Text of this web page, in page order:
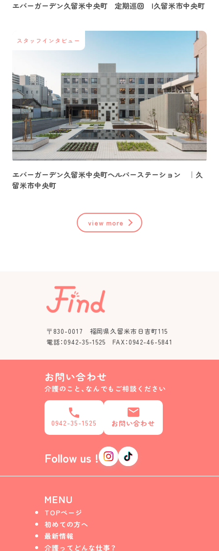
エバーガーデン久留米中央町 定期巡回 |久留米市中央町
スタッフインタビュー
エバーガーデン久留米中央町ヘルパーステーション ｜久
留米市中央町
view more
〒830-0017 福岡県久留米市日吉町115
電話：0942-35-1525 FAX：0942-46-5841
MENU
TOPページ
初めての方へ
最新情報
介護ってどんな仕事？
お問い合わせ
介護のこと、なんでもご相談ください
0942-35-1525 お問い合わせ
Follow us !